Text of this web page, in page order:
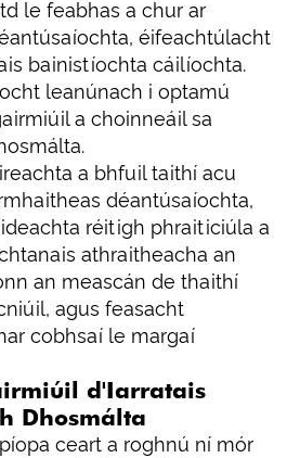
le feabhas a chur ar
éifeachtúlacht
bainistíochta cáilíochta.
leanúnach i optamú
a choinneáil sa
a bhfuil taithí acu
déantúsaíochta,
réitigh phraiticiúla a
athraitheacha an
an meascán de thaithí
agus feasacht
cobhsaí le margaí
d'Iarratais
Dhosmálta
ceart a roghnú ní mór